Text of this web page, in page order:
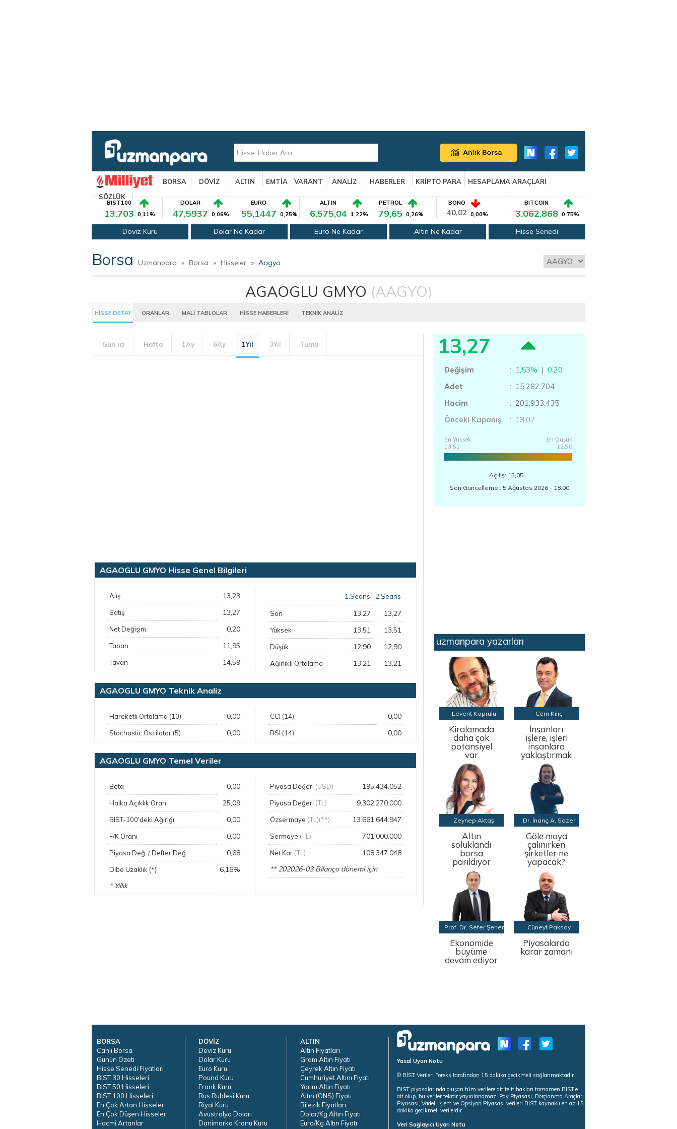
BORSA DÖVİZ ALTIN EMTİA VARANT ANALİZ HABERLER KRİPTO PARA
HESAPLAMA ARAÇLARI
SÖZLÜK
BIST100
13.703 0,11%
DOLAR
47,5937 0,06%
EURO
55,1447 0,25%
ALTIN
6.575,04 1,22%
PETROL
79,65 0,26%
BONO
40,02 0,00%
BITCOIN
3.062.868 0,75%
Döviz Kuru Dolar Ne Kadar Euro Ne Kadar Altın Ne Kadar Hisse Senedi
Borsa Uzmanpara » Borsa » Hisseler » Aagyo
AGAOGLU GMYO (AAGYO)
HİSSE DETAY ORANLAR MALİ TABLOLAR HİSSE HABERLERİ TEKNİK ANALİZ
Gün içi Hafta 1Ay 6Ay 1Yıl 3Yıl Tümü
AGAOGLU GMYO Hisse Genel Bilgileri
Alış 13,23
Satış 13,27
Net Değişim 0,20
Taban 11,95
Tavan 14,59
1.Seans 2.Seans
Son 13,27 13,27
Yüksek 13,51 13,51
Düşük 12,90 12,90
Ağırlıklı Ortalama 13,21 13,21
AGAOGLU GMYO Teknik Analiz
Hareketli Ortalama (10) 0,00
Stochastic Oscilator (5) 0,00
CCI (14) 0,00
RSI (14) 0,00
AGAOGLU GMYO Temel Veriler
Beta 0,00
Halka Açıklık Oranı 25,09
BIST-100'deki Ağırlğı 0,00
F/K Oranı 0,00
Piyasa Değ. / Defter Değ 0,68
Dibe Uzaklık (*)
6,16%
* Yıllık
Piyasa Değeri (USD) 195.434.052
Piyasa Değeri (TL) 9.302.270.000
Özsermaye (TL)(**) 13.661.644.947
Sermaye (TL) 701.000.000
Net Kar (TL)
108.347.048
** 202026-03 Bilanço dönemi için
13,27
Değişim : 1,53% | 0,20
Adet
: 15.282.704
Hacim
: 201.933.435
Önceki Kapanış
: 13,07
En Yüksek
13,51
En Düşük
12,90
Açılış: 13,05
Son Güncelleme : 5 Ağustos 2026 - 18:00
uzmanpara yazarları
Levent Köprülü
Kiralamada
daha çok
potansiyel
var
Cem Kılıç
İnsanları
işlere, işleri
insanlara
yaklaştırmak
Zeynep Aktaş
Altın
soluklandı
borsa
parıldıyor
Dr. İnanç A. Sözer
Göle maya
çalınırken
şirketler ne
yapacak?
Prof. Dr. Sefer Şener
Ekonomide
büyüme
devam ediyor
Cüneyt Paksoy
Piyasalarda
karar zamanı
BORSA
Canlı Borsa
Günün Özeti
Hisse Senedi Fiyatları
BIST 30 Hisseleri
BIST 50 Hisseleri
BIST 100 Hisseleri
En Çok Artan Hisseler
En Çok Düşen Hisseler
Hacmi Artanlar
DÖVİZ
Döviz Kuru
Dolar Kuru
Euro Kuru
Pound Kuru
Frank Kuru
Rus Rublesi Kuru
Riyal Kuru
Avustralya Doları
Danimarka Kronu Kuru
ALTIN
Altın Fiyatları
Gram Altın Fiyatı
Çeyrek Altın Fiyatı
Cumhuriyet Altını Fiyatı
Yarım Altın Fiyatı
Altın (ONS) Fiyatı
Bilezik Fiyatları
Dolar/Kg Altın Fiyatı
Euro/Kg Altın Fiyatı
Yasal Uyarı Notu
© BİST Verileri Foreks tarafından 15 dakika gecikmeli sağlanmaktadır.
BIST piyasalarında oluşan tüm verilere ait telif hakları tamamen BIST'e
ait olup, bu veriler tekrar yayınlanamaz. Pay Piyasası, Borçlanma Araçları
Piyasası, Vadeli İşlem ve Opsiyon Piyasası verileri BIST kaynaklı en az 15
dakika gecikmeli verilerdir.
Veri Sağlayıcı Uyarı Notu